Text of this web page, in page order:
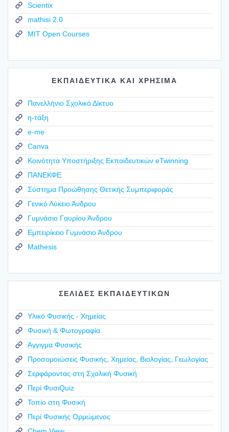
Scientix
mathisi 2.0
MIT Open Courses
ΕΚΠΑΙΔΕΥΤΙΚΑ ΚΑΙ ΧΡΗΣΙΜΑ
Πανελλήνιο Σχολικό Δίκτυο
η-τάξη
e-me
Canva
Κοινότητα Υποστήριξης Εκπαιδευτικών eTwinning
ΠΑΝΕΚΦΕ
Σύστημα Προώθησης Θετικής Συμπεριφοράς
Γενικό Λύκειο Άνδρου
Γυμνάσιο Γαυρίου Άνδρου
Εμπειρίκειο Γυμνάσιο Άνδρου
Mathesis
ΣΕΛΙΔΕΣ ΕΚΠΑΙΔΕΥΤΙΚΩΝ
Υλικό Φυσικής - Χημείας
Φυσική & Φωτογραφία
Άγγιγμα Φυσικής
Προσομοιώσεις Φυσικής, Χημείας, Βιολογίας, Γεωλογίας
Σερφάροντας στη Σχολική Φυσική
Περί ΦυσιQuiz
Τοπίο στη Φυσική
Περί Φυσικής Ορμώμενος